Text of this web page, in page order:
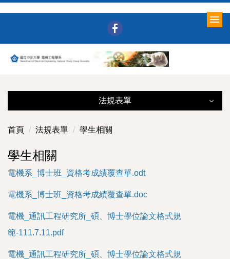
要
內
法規表單
所務行政（含法規）
表單下載
學生相關
課程資料
首頁 法規表單 學生相關
學生相關
電機系_博士班_資格考成績覆查單.odt
電機系_博士班_資格考成績覆查單.doc
電機_通訊工程研究所_碩、博士學位論文格式規
範-111.7.11.pdf
電機_通訊工程研究所_碩、博士學位論文格式規